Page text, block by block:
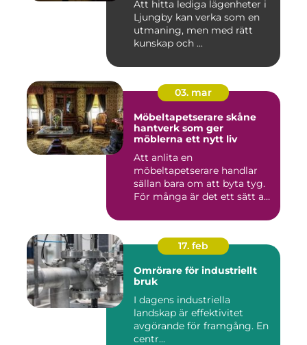
Att hitta lediga lägenheter i
Ljungby kan verka som en
utmaning, men med rätt
kunskap och ...
03. mar
Möbeltapetserare skåne
hantverk som ger
möblerna ett nytt liv
Att anlita en
möbeltapetserare handlar
sällan bara om att byta tyg.
För många är det ett sätt att
17. feb
Omrörare för industriellt
bruk
I dagens industriella
landskap är effektivitet
avgörande för framgång. En
centr...